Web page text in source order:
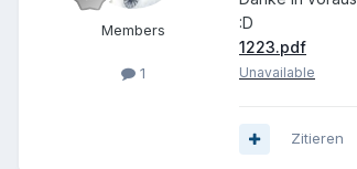
Members
1
:D
1223.pdf
Unavailable
Zitieren